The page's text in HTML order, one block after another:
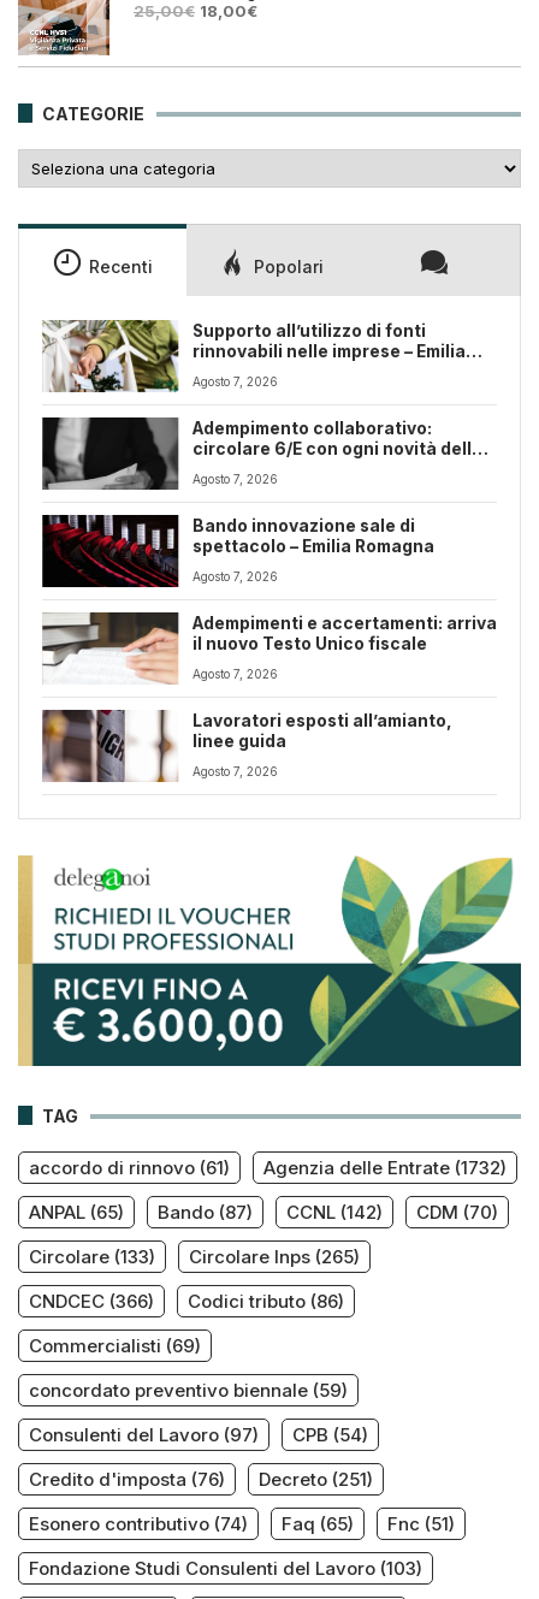
25,00€ Il
era:
18,00€Il
è:
CATEGORIE
Recenti Popolari
Supporto all’utilizzo di fonti
rinnovabili nelle imprese – Emilia
Romagna
Agosto 7, 2026
Adempimento collaborativo:
circolare 6/E con ogni novità della
riforma fiscale
Agosto 7, 2026
Bando innovazione sale di
spettacolo – Emilia Romagna
Agosto 7, 2026
Adempimenti e accertamenti: arriva
il nuovo Testo Unico fiscale
Agosto 7, 2026
Lavoratori esposti all’amianto,
linee guida
Agosto 7, 2026
TAG
accordo di rinnovo (61) Agenzia delle Entrate (1732)
ANPAL (65) Bando (87) CCNL (142) CDM (70)
Circolare (133) Circolare Inps (265)
CNDCEC (366) Codici tributo (86)
Commercialisti (69)
concordato preventivo biennale (59)
Consulenti del Lavoro (97) CPB (54)
Credito d'imposta (76) Decreto (251)
Esonero contributivo (74) Faq (65) Fnc (51)
Fondazione Studi Consulenti del Lavoro (103)